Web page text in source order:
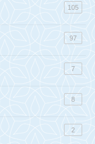
105
97
7
8
2